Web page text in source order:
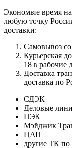
Экономьте время
любую точку
доставки:
Самовывоз
Курьерская
18 в рабочие
Доставка
доставка по
СДЭК
Деловые
ПЭК
Мэйджик
ЦАП
другие ТК по